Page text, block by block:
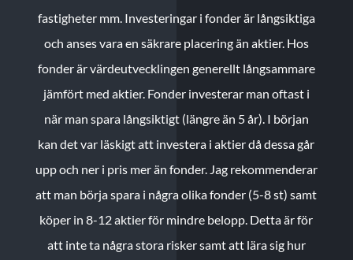
fastigheter mm. Investeringar i fonder är långsiktiga
och anses vara en säkrare placering än aktier. Hos
fonder är värdeutvecklingen generellt långsammare
jämfört med aktier. Fonder investerar man oftast i
när man spara långsiktigt (längre än 5 år). I början
kan det var läskigt att investera i aktier då dessa går
upp och ner i pris mer än fonder. Jag rekommenderar
att man börja spara i några olika fonder (5-8 st) samt
köper in 8-12 aktier för mindre belopp. Detta är för
att inte ta några stora risker samt att lära sig hur